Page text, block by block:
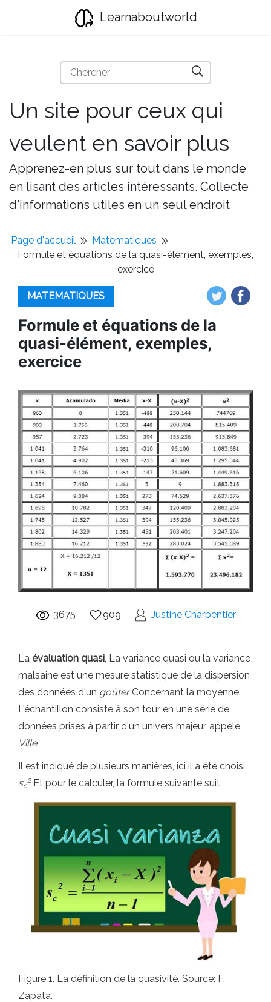
Learnaboutworld
Un site pour ceux qui
veulent en savoir plus
Apprenez-en plus sur tout dans le monde
en lisant des articles intéressants. Collecte
d'informations utiles en un seul endroit
Page d'accueil
Matematiques
Formule et équations de la quasi-élément, exemples,
exercice
MATEMATIQUES
Formule et équations de la
quasi-élément, exemples,
exercice
3675 909 Justine Charpentier
La évaluation quasi , La variance quasi ou la variance
malsaine est une mesure statistique de la dispersion
des données d'un goûterConcernant la moyenne.
L'échantillon consiste à son tour en une série de
données prises à partir d'un univers majeur, appelé
Ville.
Il est indiqué de plusieurs manières, ici il a été choisi
sc
2Et pour le calculer, la formule suivante suit:
Figure 1. La définition de la quasivité. Source: F.
Zapata.